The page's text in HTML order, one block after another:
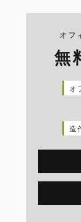
オフ
無
オ
造